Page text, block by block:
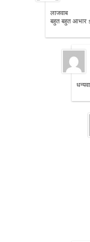
लाजवाब
बहुत बहुत आभार